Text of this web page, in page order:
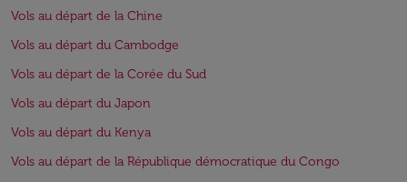
Vols au départ de la Chine
Vols au départ du Cambodge
Vols au départ de la Corée du Sud
Vols au départ du Japon
Vols au départ du Kenya
Vols au départ de la République démocratique du Congo